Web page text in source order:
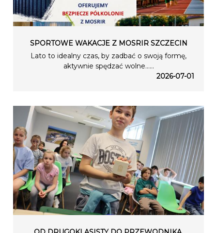
SPORTOWE WAKACJE Z MOSRIR SZCZECIN
Lato to idealny czas, by zadbać o swoją formę,
aktywnie spędzać wolne…...
2026-07-01